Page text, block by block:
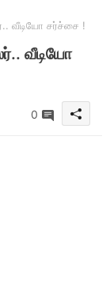
வீடியோ சர்ச்சை !
வீடியோ
0